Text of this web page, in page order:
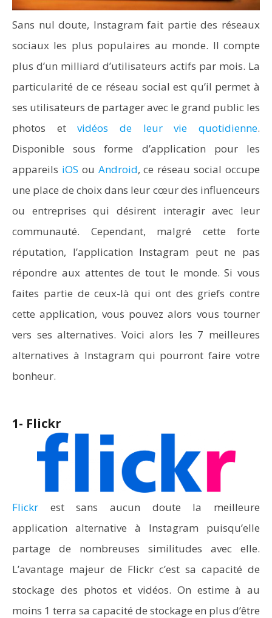
Sans nul doute, Instagram fait partie des réseaux
sociaux les plus populaires au monde. Il compte
plus d’un milliard d’utilisateurs actifs par mois. La
particularité de ce réseau social est qu’il permet à
ses utilisateurs de partager avec le grand public les
photos etvidéos de leur vie quotidienne.
Disponible sous forme d’application pour les
appareils iOS ou Android, ce réseau social occupe
une place de choix dans leur cœur des influenceurs
ou entreprises qui désirent interagir avec leur
communauté. Cependant, malgré cette forte
réputation, l’application Instagram peut ne pas
répondre aux attentes de tout le monde. Si vous
faites partie de ceux-là qui ont des griefs contre
cette application, vous pouvez alors vous tourner
vers ses alternatives. Voici alors les 7 meilleures
alternatives à Instagram qui pourront faire votre
bonheur.
1- Flickr
Flickr est sans aucun doute la meilleure
application alternative à Instagram puisqu’elle
partage de nombreuses similitudes avec elle.
L’avantage majeur de Flickr c’est sa capacité de
stockage des photos et vidéos. On estime à au
moins 1 terra sa capacité de stockage en plus d’être